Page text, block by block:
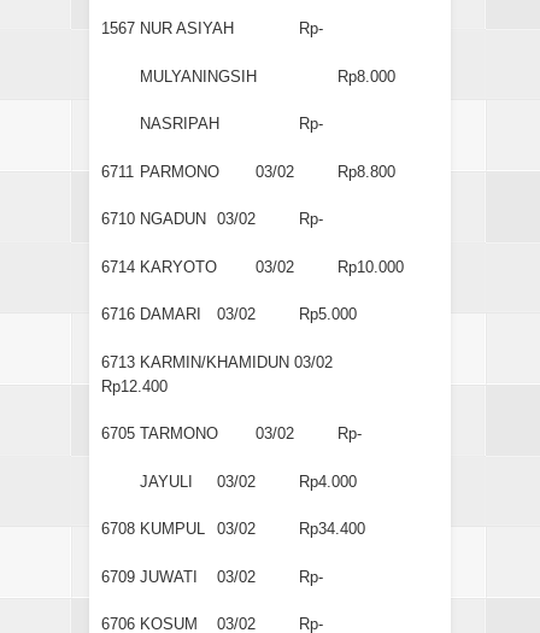
1567 NUR ASIYAH Rp-
MULYANINGSIH Rp8.000
NASRIPAH Rp-
6711 PARMONO 03/02 Rp8.800
6710 NGADUN 03/02 Rp-
6714 KARYOTO 03/02 Rp10.000
6716 DAMARI 03/02 Rp5.000
6713 KARMIN/KHAMIDUN 03/02
Rp12.400
6705 TARMONO 03/02 Rp-
JAYULI 03/02 Rp4.000
6708 KUMPUL 03/02 Rp34.400
6709 JUWATI 03/02 Rp-
6706 KOSUM 03/02 Rp-